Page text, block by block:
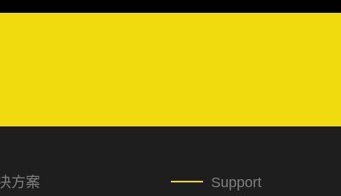
方案 Support